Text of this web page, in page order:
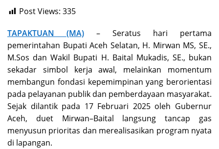
Post Views: 335
TAPAKTUAN (MA) – Seratus hari pertama
pemerintahan Bupati Aceh Selatan, H. Mirwan MS, SE.,
M.Sos dan Wakil Bupati H. Baital Mukadis, SE., bukan
sekadar simbol kerja awal, melainkan momentum
membangun fondasi kepemimpinan yang berorientasi
pada pelayanan publik dan pemberdayaan masyarakat.
Sejak dilantik pada 17 Februari 2025 oleh Gubernur
Aceh, duet Mirwan–Baital langsung tancap gas
menyusun prioritas dan merealisasikan program nyata
di lapangan.